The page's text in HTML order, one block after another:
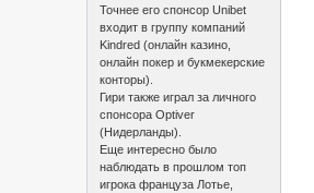
Точнее его спонсор Unibet
входит в группу компаний
Kindred (онлайн казино,
онлайн покер и букмекерские
конторы).
Гири также играл за личного
спонсора Optiver
(Нидерланды).
Еще интересно было
наблюдать в прошлом топ
игрока француза Лотье,